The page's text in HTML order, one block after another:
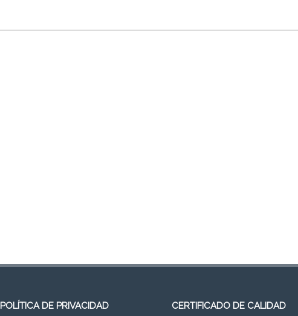
POLÍTICA DE PRIVACIDAD CERTIFICADO DE CALIDAD